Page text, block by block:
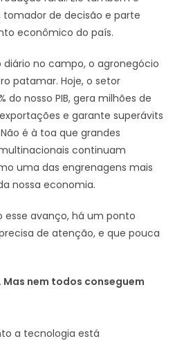
de decisão e parte
econômico do país.
diário no campo, o agronegócio
patamar. Hoje, o setor
do nosso PIB, gera milhões de
e garante superávits
é à toa que grandes
continuam
uma das engrenagens mais
nossa economia.
avanço, há um ponto
de atenção, e que pouca
nem todos conseguem
a tecnologia está